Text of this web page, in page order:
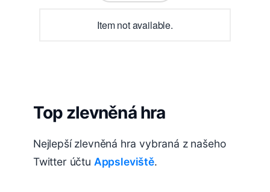
Item not available.
Top zlevněná hra
Nejlepší zlevněná hra vybraná z našeho
Twitter účtu Appsleviště.